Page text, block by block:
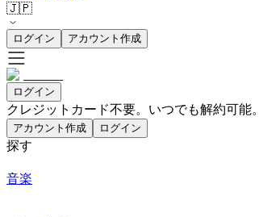
🇯🇵
ログイン アカウント作成
ログイン
クレジットカード不要。いつでも解約可能。
アカウント作成 ログイン
探す
音楽